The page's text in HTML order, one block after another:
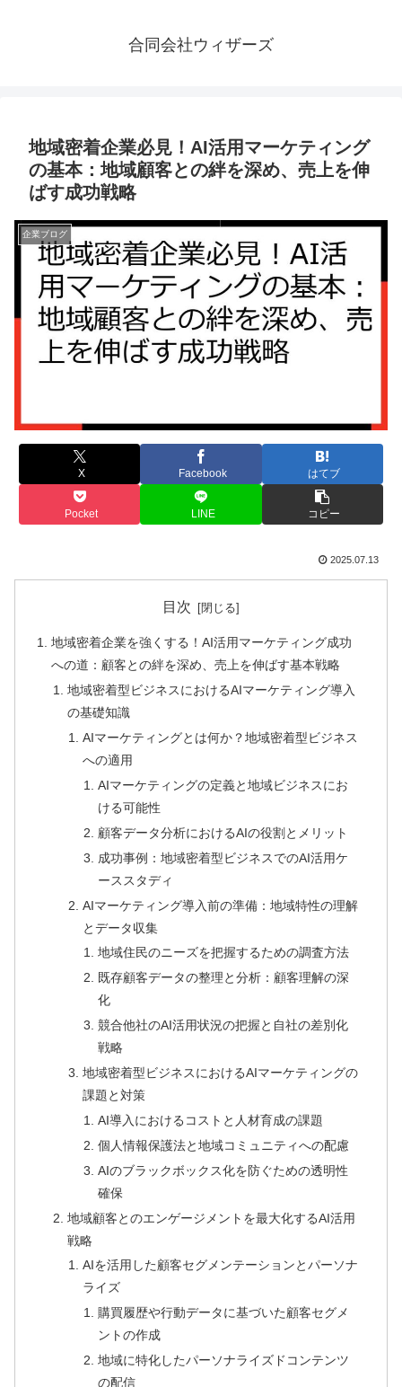
合同会社ウィザーズ
地域密着企業必見！AI活用マーケティング
の基本：地域顧客との絆を深め、売上を伸
ばす成功戦略
企業ブログ
X Facebook はてブ
Pocket LINE コピー
2025.07.13
目次
地域密着企業を強くする！AI活用マーケティング成功
への道：顧客との絆を深め、売上を伸ばす基本戦略
地域密着型ビジネスにおけるAIマーケティング導入
の基礎知識
AIマーケティングとは何か？地域密着型ビジネス
への適用
AIマーケティングの定義と地域ビジネスにお
ける可能性
顧客データ分析におけるAIの役割とメリット
成功事例：地域密着型ビジネスでのAI活用ケ
ーススタディ
AIマーケティング導入前の準備：地域特性の理解
とデータ収集
地域住民のニーズを把握するための調査方法
既存顧客データの整理と分析：顧客理解の深
化
競合他社のAI活用状況の把握と自社の差別化
戦略
地域密着型ビジネスにおけるAIマーケティングの
課題と対策
AI導入におけるコストと人材育成の課題
個人情報保護法と地域コミュニティへの配慮
AIのブラックボックス化を防ぐための透明性
確保
地域顧客とのエンゲージメントを最大化するAI活用
戦略
AIを活用した顧客セグメンテーションとパーソナ
ライズ
購買履歴や行動データに基づいた顧客セグメ
ントの作成
地域に特化したパーソナライズドコンテンツ
の配信